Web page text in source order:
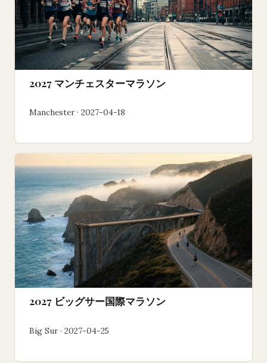
2027 マンチェスターマラソン
Manchester · 2027-04-18
2027 ビッグサー国際マラソン
Big Sur · 2027-04-25